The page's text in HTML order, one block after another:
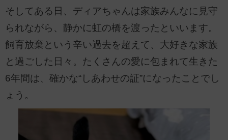
そしてある日、ディアちゃんは家族みんなに見守
られながら、静かに虹の橋を渡ったといいます。
飼育放棄という辛い過去を超えて、大好きな家族
と過ごした日々。たくさんの愛に包まれて生きた
6年間は、確かな“しあわせの証”になったことでし
ょう。